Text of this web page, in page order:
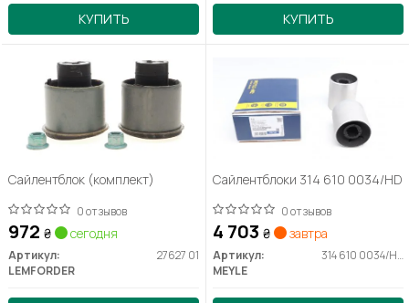
КУПИТЬ КУПИТЬ
Сайлентблок (комплект)
0 отзывов
972 ₴ сегодня
Артикул:
27627 01
LEMFORDER
Сайлентблоки 314 610 0034/HD
0 отзывов
4 703 ₴ завтра
Артикул:
314 610 0034/HD
MEYLE